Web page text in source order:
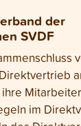
der
SVDF
im